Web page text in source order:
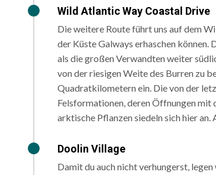
Wild Atlantic Way Coastal Drive
Die weitere Route führt uns auf dem
der Küste Galways erhaschen
als die großen Verwandten weiter
von der riesigen Weite des Burren ​zu
Quadratkilometern ein. Die von der
Felsformationen, deren Öffnungen mit
arktische Pflanzen siedeln sich hier
Doolin Village
Damit du auch nicht verhungerst,